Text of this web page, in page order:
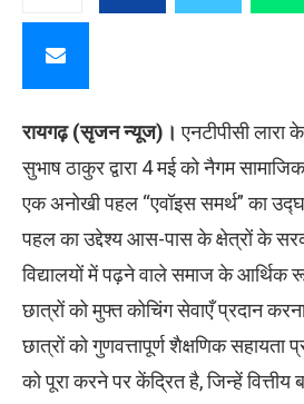
रायगढ़ (सृजन न्यूज)। एनटीपीसी लारा
सुभाष ठाकुर द्वारा 4 मई को नैगम
एक अनोखी पहल “एवॉइस समर्थ” का
पहल का उद्देश्य आस-पास के क्षेत्रों के
विद्यालयों में पढ़ने वाले समाज के आर्थिक
छात्रों को मुफ्त कोचिंग सेवाएँ प्रदान
छात्रों को गुणवत्तापूर्ण शैक्षणिक सहायता
को पूरा करने पर केंद्रित है, जिन्हें